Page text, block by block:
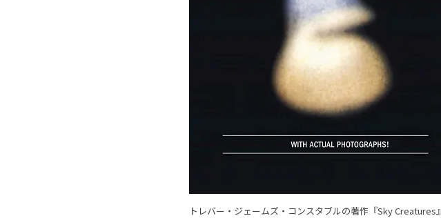
トレバー・ジェームズ・コンスタブルの著作『Sky Creatures』